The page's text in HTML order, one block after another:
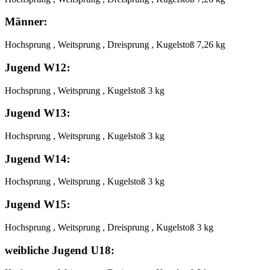
Männer:
Hochsprung , Weitsprung , Dreisprung , Kugelstoß 7,26 kg
Jugend W12:
Hochsprung , Weitsprung , Kugelstoß 3 kg
Jugend W13:
Hochsprung , Weitsprung , Kugelstoß 3 kg
Jugend W14:
Hochsprung , Weitsprung , Kugelstoß 3 kg
Jugend W15:
Hochsprung , Weitsprung , Dreisprung , Kugelstoß 3 kg
weibliche Jugend U18: